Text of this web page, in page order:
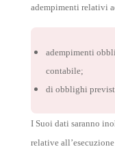
adempimenti relativi
adempimenti
contabile;
di obblighi
I Suoi dati saranno
relative